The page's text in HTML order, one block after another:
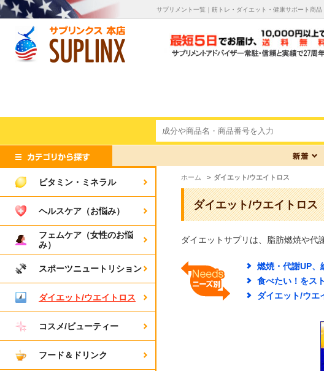
サプリメント一覧｜筋トレ・ダイエット・健康サポート商品
ホーム > ダイエット/ウエイトロス
ダイエット/ウエイトロス
ダイエットサプリは、脂肪燃焼や代
燃焼・代謝UP、
食べたい！をス
ダイエット/ウエ
ビタミン・ミネラル
ヘルスケア（お悩み）
フェムケア（女性のお悩
み）
スポーツニュートリション
ダイエット/ウエイトロス
コスメ/ビューティー
フード＆ドリンク